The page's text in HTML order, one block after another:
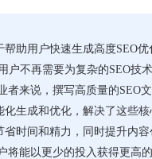
助用户快速生成高度SEO
户不再需要为复杂的SEO技
者来说，撰写高质量的
生成和优化，解决了这些
时间和精力，同时提升内
将能以更少的投入获得更高